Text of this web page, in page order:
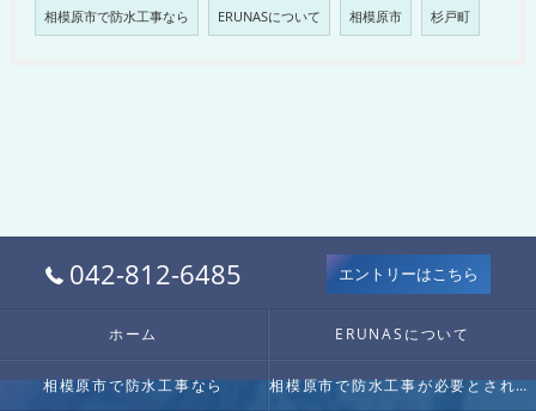
相模原市で防水工事なら ERUNASについて 相模原市 杉戸町
042-812-6485 エントリーはこちら
ホーム ERUNASについて
相模原市で防水工事なら 相模原市で防水工事が必要とされる理由